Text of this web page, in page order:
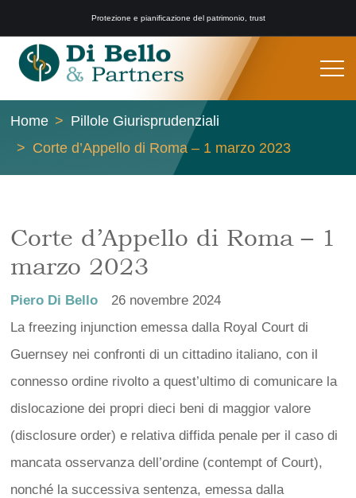
Protezione e pianificazione del patrimonio, trust
Home
Pillole Giurisprudenziali
Corte d’Appello di Roma – 1 marzo 2023
Corte d’Appello di Roma – 1
marzo 2023
Piero Di Bello
26 novembre 2024
La freezing injunction emessa dalla Royal Court di
Guernsey nei confronti di un cittadino italiano, con il
connesso ordine rivolto a quest’ultimo di comunicare la
dislocazione dei propri dieci beni di maggior valore
(disclosure order) e relativa diffida penale per il caso di
mancata osservanza dell’ordine (contempt of Court),
nonché la successiva sentenza, emessa dalla